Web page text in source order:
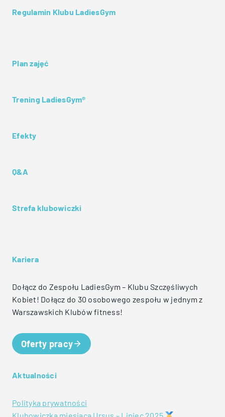
Regulamin Klubu LadiesGym
Plan zajęć
Trening LadiesGym®
Efekty
Q&A
Strefa klubowiczki
Kariera
Dołącz do Zespołu LadiesGym – Klubu Szczęśliwych
Kobiet! Dołącz do 30 osobowego zespołu w jednym z
Warszawskich Klubów fitness!
Oferty pracy
Aktualności
Polityka prywatności